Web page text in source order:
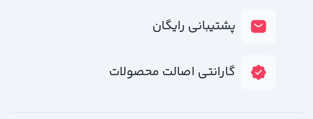
پشتیبانی رایگان
گارانتی اصالت محصولات